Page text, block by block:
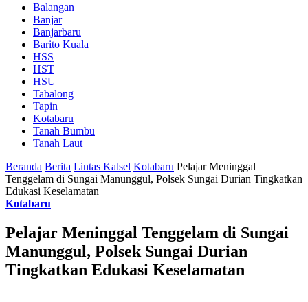
Balangan
Banjar
Banjarbaru
Barito Kuala
HSS
HST
HSU
Tabalong
Tapin
Kotabaru
Tanah Bumbu
Tanah Laut
Beranda Berita Lintas Kalsel Kotabaru Pelajar Meninggal
Tenggelam di Sungai Manunggul, Polsek Sungai Durian Tingkatkan
Edukasi Keselamatan
Kotabaru
Pelajar Meninggal Tenggelam di Sungai
Manunggul, Polsek Sungai Durian
Tingkatkan Edukasi Keselamatan